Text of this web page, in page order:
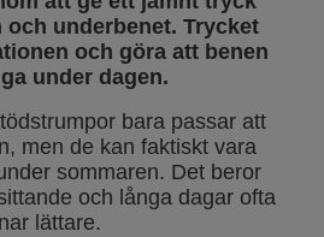
och underbenet. Trycket
och göra att benen
under dagen.
bara passar att
men de kan faktiskt vara
sommaren. Det beror
och långa dagar ofta
lättare.